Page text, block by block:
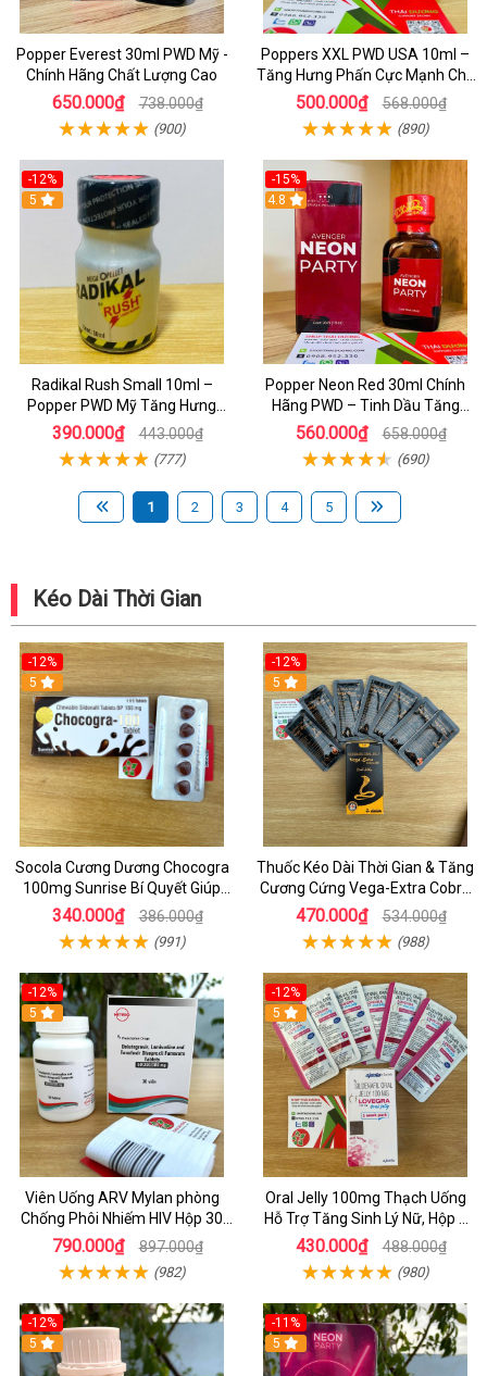
Popper Everest 30ml PWD Mỹ -
Chính Hãng Chất Lượng Cao
650.000₫ 738.000₫
(900)
Poppers XXL PWD USA 10ml –
Tăng Hưng Phấn Cực Mạnh Cho
Top Bot Khi Yêu
500.000₫ 568.000₫
(890)
-12%
5
Radikal Rush Small 10ml –
Popper PWD Mỹ Tăng Hưng
Phấn, Kích Thích Cực Mạnh Cho
Cuộc Yêu
390.000₫ 443.000₫
(777)
-15%
4.8
Popper Neon Red 30ml Chính
Hãng PWD – Tinh Dầu Tăng
Hưng Phấn Cực Mạnh Cho Bot
560.000₫ 658.000₫
(690)
1 2 3 4 5
Kéo Dài Thời Gian
-12%
5
Socola Cương Dương Chocogra
100mg Sunrise Bí Quyết Giúp
Nam Giới Sung Mãn
340.000₫ 386.000₫
(991)
-12%
5
Thuốc Kéo Dài Thời Gian & Tăng
Cương Cứng Vega-Extra Cobra
200mg Oral Jelly Chính Hãng
470.000₫ 534.000₫
(988)
-12%
5
Viên Uống ARV Mylan phòng
Chống Phôi Nhiếm HIV Hộp 30
viên
790.000₫ 897.000₫
(982)
-12%
5
Oral Jelly 100mg Thạch Uống
Hỗ Trợ Tăng Sinh Lý Nữ, Hộp 7
Gói
430.000₫ 488.000₫
(980)
-12%
5
-11%
5